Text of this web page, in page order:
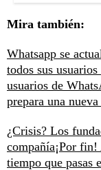
Mira también:
Whatsapp se
todos sus usuarios
usuarios de
prepara una
¿Crisis? Los
compañía¡Por
tiempo que pasas